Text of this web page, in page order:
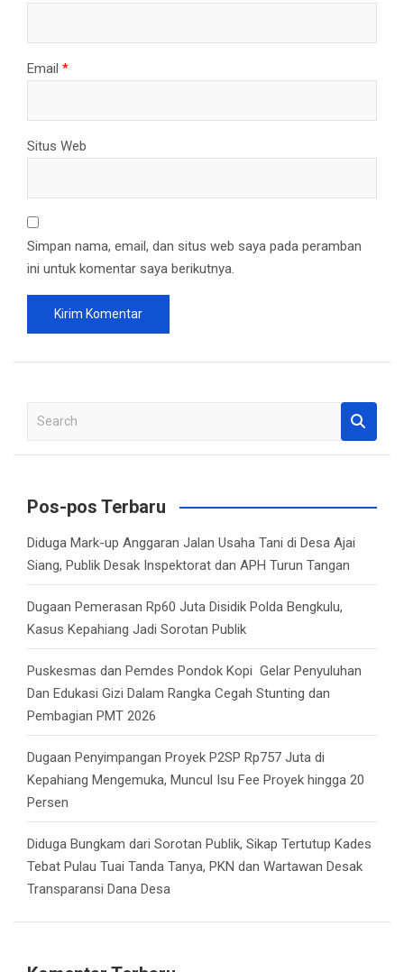
Email *
Situs Web
Simpan nama, email, dan situs web saya pada peramban
ini untuk komentar saya berikutnya.
a
c
Pos-pos Terbaru
Diduga Mark-up Anggaran Jalan Usaha Tani di Desa Ajai
Siang, Publik Desak Inspektorat dan APH Turun Tangan
Dugaan Pemerasan Rp60 Juta Disidik Polda Bengkulu,
Kasus Kepahiang Jadi Sorotan Publik
Puskesmas dan Pemdes Pondok Kopi Gelar Penyuluhan
Dan Edukasi Gizi Dalam Rangka Cegah Stunting dan
Pembagian PMT 2026
Dugaan Penyimpangan Proyek P2SP Rp757 Juta di
Kepahiang Mengemuka, Muncul Isu Fee Proyek hingga 20
Persen
Diduga Bungkam dari Sorotan Publik, Sikap Tertutup Kades
Tebat Pulau Tuai Tanda Tanya, PKN dan Wartawan Desak
Transparansi Dana Desa